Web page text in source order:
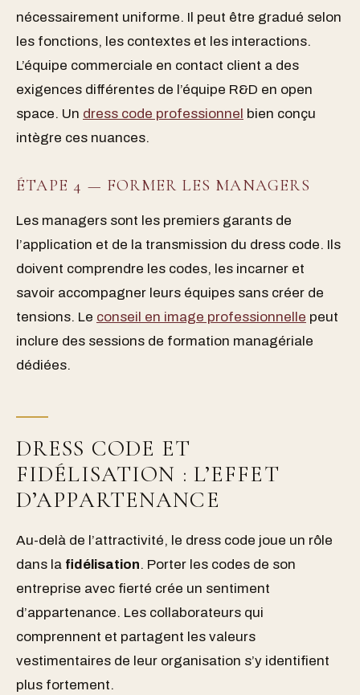
nécessairement uniforme. Il peut être gradué selon
les fonctions, les contextes et les interactions.
L’équipe commerciale en contact client a des
exigences différentes de l’équipe R&D en open
space. Un dress code professionnel bien conçu
intègre ces nuances.
ÉTAPE 4 — FORMER LES MANAGERS
Les managers sont les premiers garants de
l’application et de la transmission du dress code. Ils
doivent comprendre les codes, les incarner et
savoir accompagner leurs équipes sans créer de
tensions. Le conseil en image professionnelle peut
inclure des sessions de formation managériale
dédiées.
DRESS CODE ET
FIDÉLISATION : L’EFFET
D’APPARTENANCE
Au-delà de l’attractivité, le dress code joue un rôle
dans la fidélisation. Porter les codes de son
entreprise avec fierté crée un sentiment
d’appartenance. Les collaborateurs qui
comprennent et partagent les valeurs
vestimentaires de leur organisation s’y identifient
plus fortement.